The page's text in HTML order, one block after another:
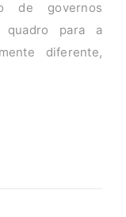
de governos
quadro para a
diferente,